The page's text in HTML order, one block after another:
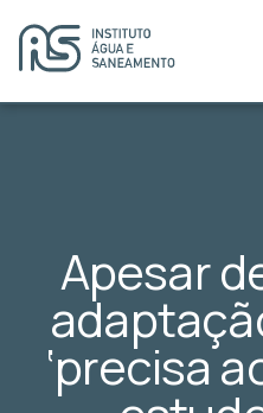
Apesar
‘precisa